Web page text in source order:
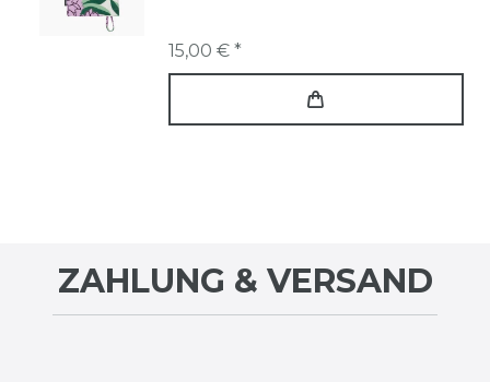
15,00 € *
ZAHLUNG & VERSAND